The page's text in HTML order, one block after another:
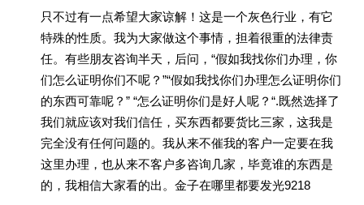
只不过有一点希望大家谅解！这是一个灰色行业，有它
特殊的性质。我为大家做这个事情，担着很重的法律责
任。有些朋友咨询半天，后问，“假如我找你们办理，你
们怎么证明你们不呢？”“假如我找你们办理怎么证明你们
的东西可靠呢？” “怎么证明你们是好人呢？“.既然选择了
我们就应该对我们信任，买东西都要货比三家，这我是
完全没有任何问题的。我从来不催我的客户一定要在我
这里办理，也从来不客户多咨询几家，毕竟谁的东西是
的，我相信大家看的出。金子在哪里都要发光9218